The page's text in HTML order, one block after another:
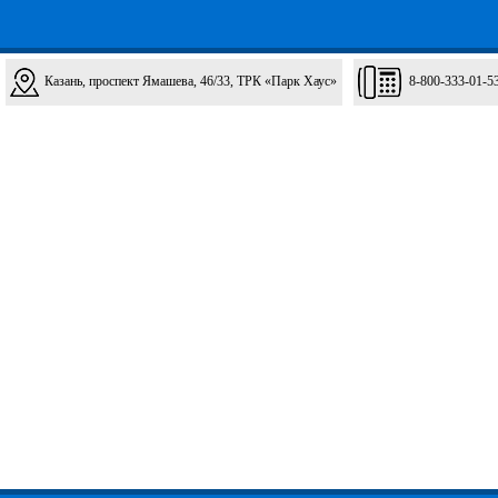
Казань, проспект Ямашева, 46/33, ТРК «Парк Хаус» 8-800-333-01-